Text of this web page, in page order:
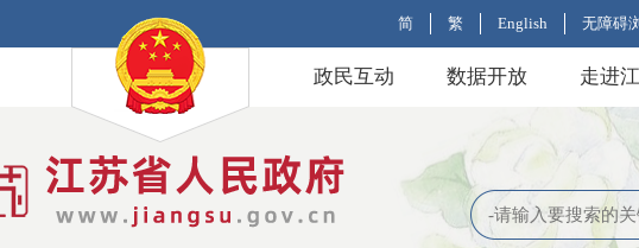
简 繁 English 无障碍
政民互动 数据开放 走进